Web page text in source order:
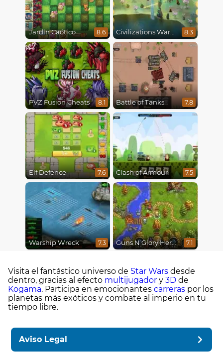
Jardín Caótico 8.6 Civilizations Wars Master Edition 8.3
PVZ Fusion Cheats 8.1 Battle of Tanks 7.8
Elf Defence 7.6 Clash of Armour 7.5
Warship Wreck 7.3 Guns N Glory Heroes 7.1
Visita el fantástico universo de Star Wars desde
dentro, gracias al efecto multijugador y 3D de
Kogama. Participa en emocionantes carreras por los
planetas más exóticos y combate al imperio en tu
tiempo libre.
Aviso Legal